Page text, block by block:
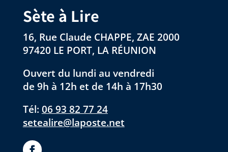
Sète à Lire
16, Rue Claude CHAPPE, ZAE 2000
97420 LE PORT, LA RÉUNION
Ouvert du lundi au vendredi
de 9h à 12h et de 14h à 17h30
Tél: 06 93 82 77 24
setealire@laposte.net